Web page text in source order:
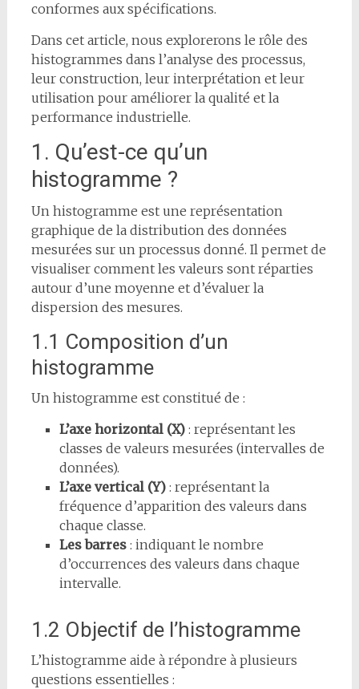
conformes aux spécifications.
Dans cet article, nous explorerons le rôle des
histogrammes dans l’analyse des processus,
leur construction, leur interprétation et leur
utilisation pour améliorer la qualité et la
performance industrielle.
1. Qu’est-ce qu’un
histogramme ?
Un histogramme est une représentation
graphique de la distribution des données
mesurées sur un processus donné. Il permet de
visualiser comment les valeurs sont réparties
autour d’une moyenne et d’évaluer la
dispersion des mesures.
1.1 Composition d’un
histogramme
Un histogramme est constitué de :
L’axe horizontal (X): représentant les
classes de valeurs mesurées (intervalles de
données).
L’axe vertical (Y): représentant la
fréquence d’apparition des valeurs dans
chaque classe.
Les barres: indiquant le nombre
d’occurrences des valeurs dans chaque
intervalle.
1.2 Objectif de l’histogramme
L’histogramme aide à répondre à plusieurs
questions essentielles :